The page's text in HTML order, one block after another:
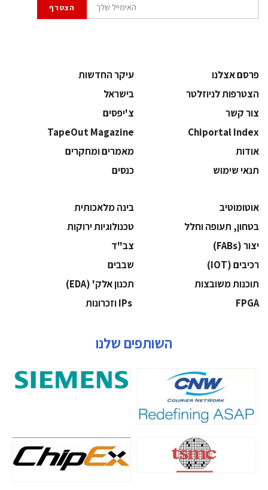
פרסם אצלנו
עיקר החדשות
הצטרפות לניוזלטר
בישראל
צור קשר
צ'יפסים
Chiportal Index
TapeOut Magazine
אודות
מאמרים ומחקרים
תנאי שימוש
כנסים
אוטומוטיב
בינה מלאכותית
בטחון, תעופה וחלל
‫טכנולוגיות ירוקות‬
‫יצור (‪(FABs‬‬
‫צב"ד‬
‫רכיבים‬ (IOT)
‫שבבים‬
‫תוכנות משובצות‬
‫תכנון אלק' (‪(EDA‬‬
‫‪FPGA‬‬
השותפים שלנו